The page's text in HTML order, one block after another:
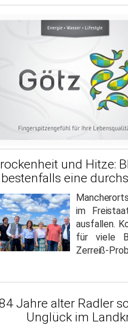
und Hitze:
bestenfalls eine
im
ausfallen.
für viele
Zerreiß-
Jahre alter Radler
Unglück im